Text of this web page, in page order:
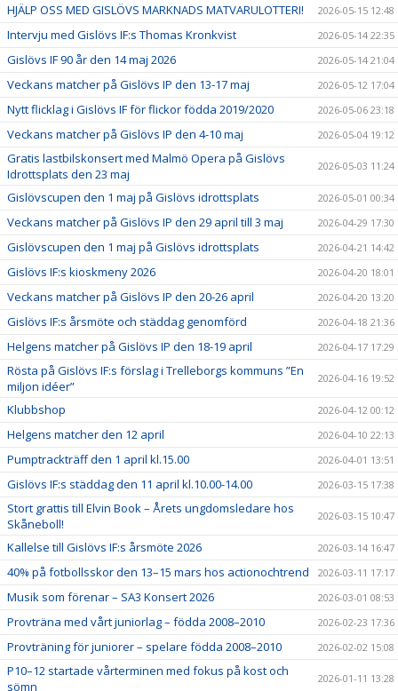
HJÄLP OSS MED GISLÖVS MARKNADS MATVARULOTTERI! 2026-05-15 12:48
Intervju med Gislövs IF:s Thomas Kronkvist 2026-05-14 22:35
Gislövs IF 90 år den 14 maj 2026 2026-05-14 21:04
Veckans matcher på Gislövs IP den 13-17 maj 2026-05-12 17:04
Nytt flicklag i Gislövs IF för flickor födda 2019/2020 2026-05-06 23:18
Veckans matcher på Gislövs IP den 4-10 maj 2026-05-04 19:12
Gratis lastbilskonsert med Malmö Opera på Gislövs
Idrottsplats den 23 maj
2026-05-03 11:24
Gislövscupen den 1 maj på Gislövs idrottsplats 2026-05-01 00:34
Veckans matcher på Gislövs IP den 29 april till 3 maj 2026-04-29 17:30
Gislövscupen den 1 maj på Gislövs idrottsplats 2026-04-21 14:42
Gislövs IF:s kioskmeny 2026 2026-04-20 18:01
Veckans matcher på Gislövs IP den 20-26 april 2026-04-20 13:20
Gislövs IF:s årsmöte och städdag genomförd 2026-04-18 21:36
Helgens matcher på Gislövs IP den 18-19 april 2026-04-17 17:29
Rösta på Gislövs IF:s förslag i Trelleborgs kommuns ”En
miljon idéer”
2026-04-16 19:52
Klubbshop 2026-04-12 00:12
Helgens matcher den 12 april 2026-04-10 22:13
Pumptrackträff den 1 april kl.15.00 2026-04-01 13:51
Gislövs IF:s städdag den 11 april kl.10.00-14.00 2026-03-15 17:38
Stort grattis till Elvin Book – Årets ungdomsledare hos
Skåneboll!
2026-03-15 10:47
Kallelse till Gislövs IF:s årsmöte 2026 2026-03-14 16:47
40% på fotbollsskor den 13–15 mars hos actionochtrend 2026-03-11 17:17
Musik som förenar – SA3 Konsert 2026 2026-03-01 08:53
Provträna med vårt juniorlag – födda 2008–2010 2026-02-23 17:36
Provträning för juniorer – spelare födda 2008–2010 2026-02-02 15:08
P10–12 startade vårterminen med fokus på kost och
sömn
2026-01-11 13:28